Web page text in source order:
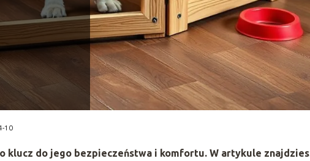
10
klucz do jego bezpieczeństwa i komfortu. W artykule